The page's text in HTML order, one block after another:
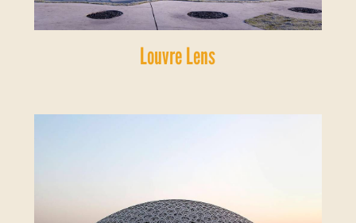
Louvre Lens